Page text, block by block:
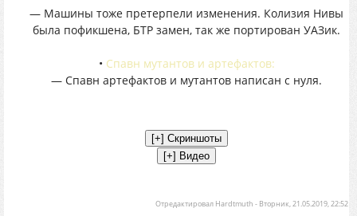
— Машины тоже претерпели изменения. Колизия Нивы
была пофикшена, БТР замен, так же портирован УАЗик.
• Спавн мутантов и артефактов:
— Спавн артефактов и мутантов написан с нуля.
Отредактировал Hardtmuth - Вторник, 21.05.2019, 22:52